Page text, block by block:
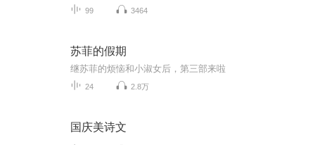
99 3464
苏菲的假期
继苏菲的烦恼和小淑女后，第三部来啦
24 2.8万
国庆美诗文